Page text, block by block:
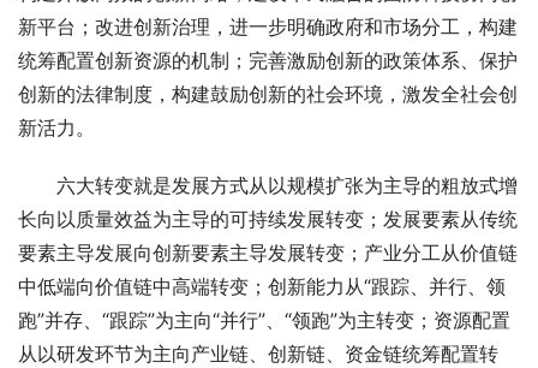
新平台；改进创新治理，进一步明确政府和市场分工，构建
统筹配置创新资源的机制；完善激励创新的政策体系、保护
创新的法律制度，构建鼓励创新的社会环境，激发全社会创
新活力。
六大转变就是发展方式从以规模扩张为主导的粗放式增
长向以质量效益为主导的可持续发展转变；发展要素从传统
要素主导发展向创新要素主导发展转变；产业分工从价值链
中低端向价值链中高端转变；创新能力从“跟踪、并行、领
跑”并存、“跟踪”为主向“并行”、“领跑”为主转变；资源配置
从以研发环节为主向产业链、创新链、资金链统筹配置转